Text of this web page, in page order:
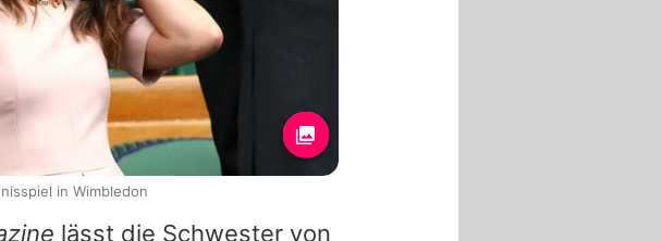
lässt die Schwester von
in Wimbledon